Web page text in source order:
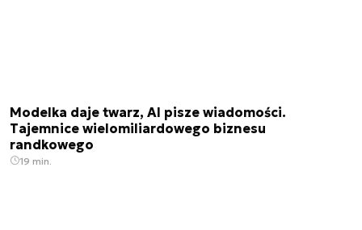
Modelka daje twarz, AI pisze wiadomości.
Tajemnice wielomiliardowego biznesu
randkowego
19 min.